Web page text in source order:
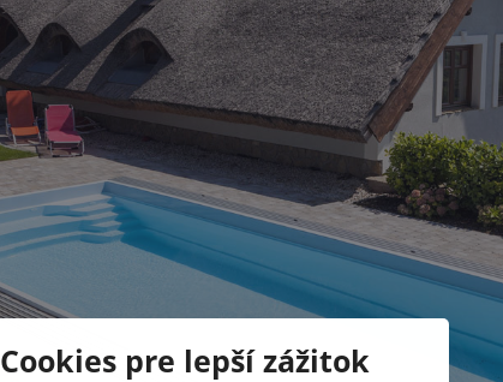
Cookies pre lepší zážitok